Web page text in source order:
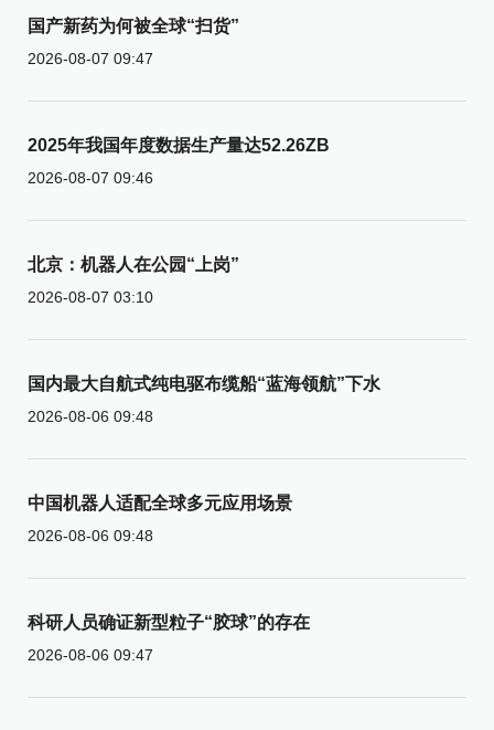
国产新药为何被全球“扫货”
2026-08-07 09:47
2025年我国年度数据生产量达52.26ZB
2026-08-07 09:46
北京：机器人在公园“上岗”
2026-08-07 03:10
国内最大自航式纯电驱布缆船“蓝海领航”下水
2026-08-06 09:48
中国机器人适配全球多元应用场景
2026-08-06 09:48
科研人员确证新型粒子“胶球”的存在
2026-08-06 09:47